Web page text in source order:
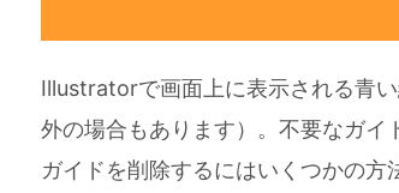
Illustratorで画面上に表示される青
外の場合もあります）。不要なガイ
ガイドを削除するにはいくつかの方